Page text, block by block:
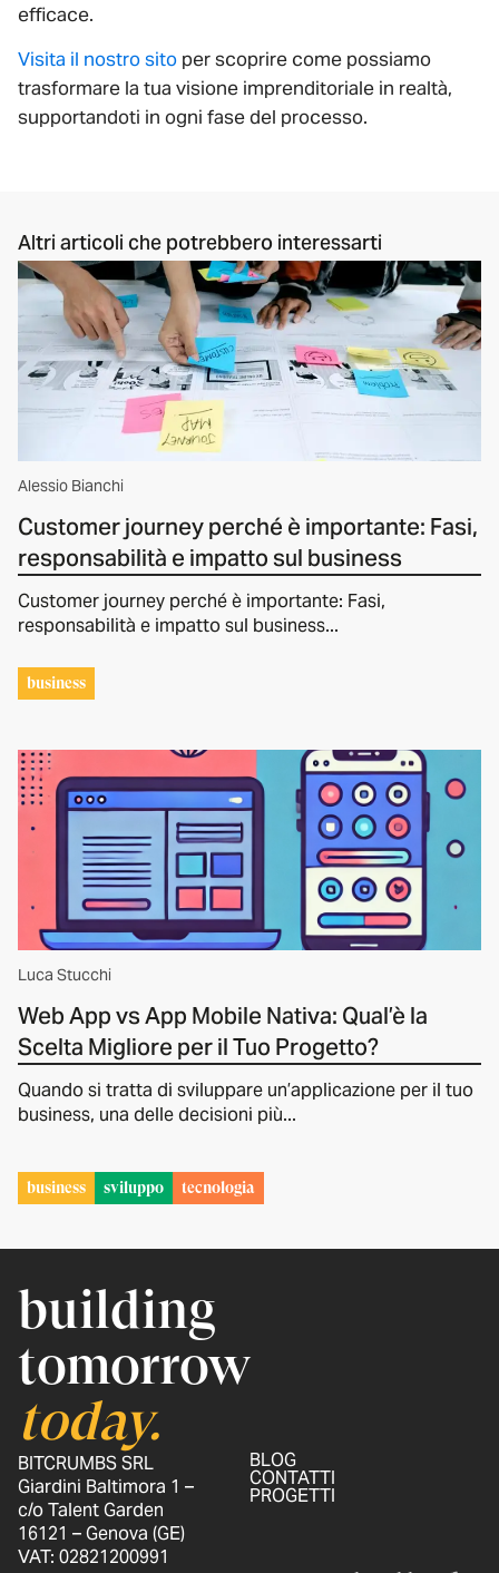
efficace.
Visita il nostro sito per scoprire come possiamo
trasformare la tua visione imprenditoriale in realtà,
supportandoti in ogni fase del processo.
Altri articoli che potrebbero interessarti
Alessio Bianchi
Customer journey perché è importante: Fasi,
responsabilità e impatto sul business
Customer journey perché è importante: Fasi,
responsabilità e impatto sul business...
business
Luca Stucchi
Web App vs App Mobile Nativa: Qual’è la
Scelta Migliore per il Tuo Progetto?
Quando si tratta di sviluppare un’applicazione per il tuo
business, una delle decisioni più...
business sviluppo tecnologia
building
tomorrow
today.
BITCRUMBS SRL
Giardini Baltimora 1 –
c/o Talent Garden
16121 – Genova (GE)
VAT: 02821200991
BLOG
CONTATTI
PROGETTI